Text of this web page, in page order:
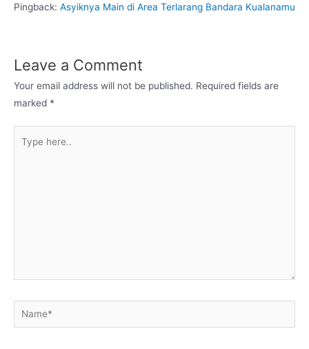
Pingback: Asyiknya Main di Area Terlarang Bandara Kualanamu
Leave a Comment
Your email address will not be published. Required fields are
marked *
here..
Name*